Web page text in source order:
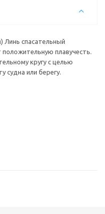
Линь спасательный
положительную плавучесть.
кругу с целью
судна или берегу.